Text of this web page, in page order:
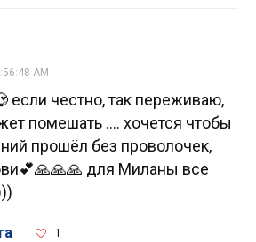
AM
если честно, так переживаю,
помешать .... хочется чтобы
прошёл без проволочек,
для Миланы все
1